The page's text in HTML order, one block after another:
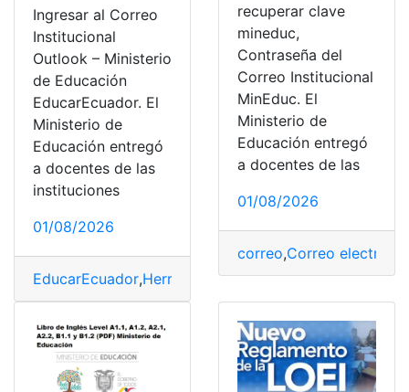
Ingresar al Correo
Institucional
Outlook – Ministerio
de Educación
EducarEcuador. El
Ministerio de
Educación entregó
a docentes de las
instituciones
01/08/2026
EducarEcuador,Herramientas Ecuador,MINEDUC,
recuperar clave
mineduc,
Contraseña del
Correo Institucional
MinEduc. El
Ministerio de
Educación entregó
a docentes de las
01/08/2026
correo,Correo